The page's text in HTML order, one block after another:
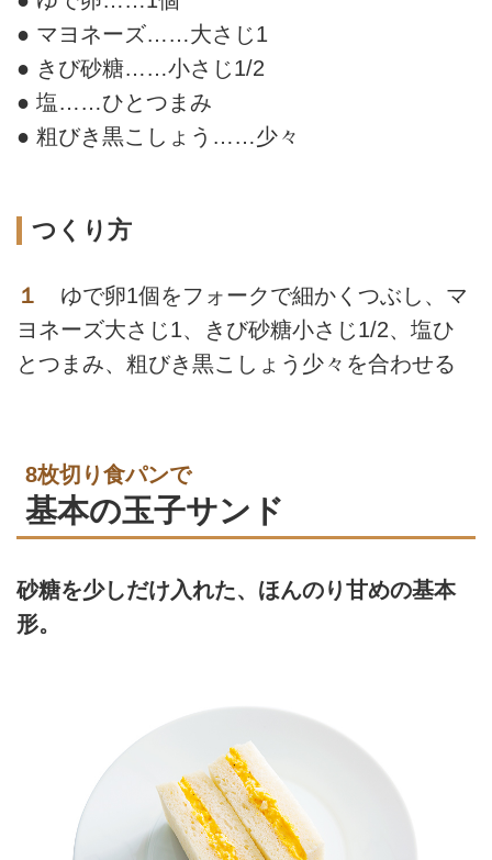
● マヨネーズ……大さじ1
● きび砂糖……小さじ1/2
● 塩……ひとつまみ
● 粗びき黒こしょう ……少々
つくり方
１
ゆで卵1個をフォークで細かくつぶし、マ
ヨネーズ大さじ1、きび砂糖小さじ1/2、塩ひ
とつまみ、粗びき黒こしょう少々を合わせる
8枚切り食パンで
基本の玉子サンド
砂糖を少しだけ入れた、ほんのり甘めの基本
形。